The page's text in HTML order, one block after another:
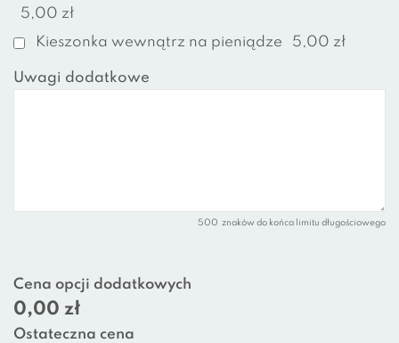
5,00 zł
Kieszonka wewnątrz na pieniądze
5,00 zł
Uwagi dodatkowe
500 znaków do końca limitu długościowego
Cena opcji dodatkowych
0,00 zł
Ostateczna cena